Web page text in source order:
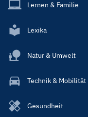
Lernen & Familie
Lexika
Natur & Umwelt
Technik & Mobilität
Gesundheit